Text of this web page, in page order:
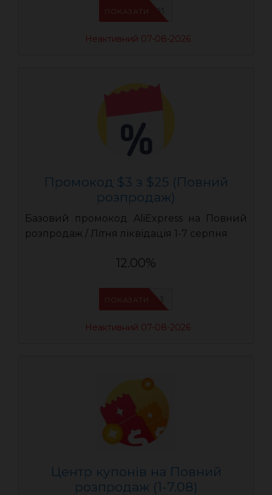
UASC01
ПОКАЗАТИ
Неактивний 07-08-2026
Промокод $3 з $25 (Повний
розпродаж)
Базовий промокод AliExpress на Повний
розпродаж / Літня ліквідація 1-7 серпня
12.00%
UASC03
ПОКАЗАТИ
Неактивний 07-08-2026
Центр купонів на Повний
розпродаж (1-7.08)